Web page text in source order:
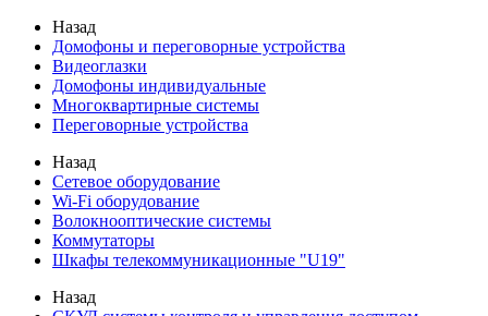
Назад
Домофоны и переговорные устройства
Видеоглазки
Домофоны индивидуальные
Многоквартирные системы
Переговорные устройства
Назад
Сетевое оборудование
Wi-Fi оборудование
Волокнооптические системы
Коммутаторы
Шкафы телекоммуникационные "U19"
Назад